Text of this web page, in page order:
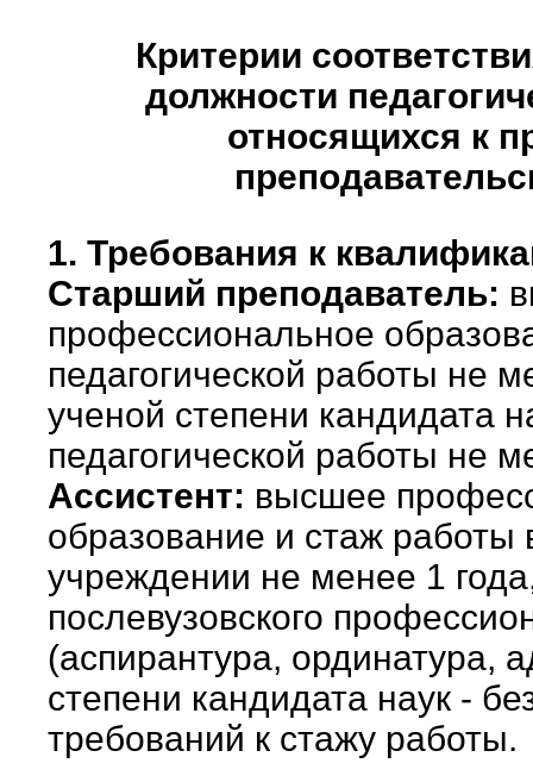
Критерии
должности
относящихся к
1. Требования к
Старший преподаватель:
профессиональное
педагогической работы не
ученой степени кандидата
педагогической работы не
Ассистент: высшее
образование и стаж работы
учреждении не менее 1
послевузовского
(аспирантура, ординатура,
степени кандидата наук -
требований к стажу работы.